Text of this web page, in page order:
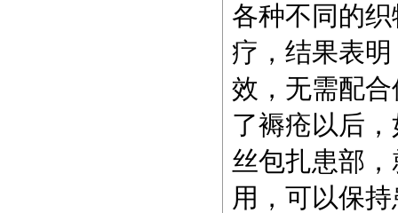
各种不同的
疗，结果表
效，无需配
了褥疮以后
丝包扎患部
用，可以保